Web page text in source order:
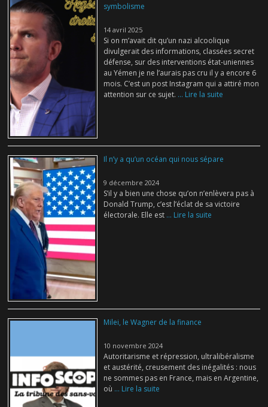
symbolisme
14 avril 2025
Si on m’avait dit qu’un nazi alcoolique
divulgerait des informations, classées secret
défense, sur des interventions état-uniennes
au Yémen je ne l’aurais pas cru il y a encore 6
mois. C’est un post Instagram qui a attiré mon
attention sur ce sujet. ... Lire la suite
Il n’y a qu’un océan qui nous sépare
9 décembre 2024
S’il y a bien une chose qu’on n’enlèvera pas à
Donald Trump, c’est l’éclat de sa victoire
électorale. Elle est ... Lire la suite
Milei, le Wagner de la finance
10 novembre 2024
Autoritarisme et répression, ultralibéralisme
et austérité, creusement des inégalités : nous
ne sommes pas en France, mais en Argentine,
où ... Lire la suite